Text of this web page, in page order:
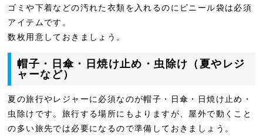
ゴミや下着などの汚れた衣類を入れるのにビニール袋は必須
アイテムです。
数枚用意しておきましょう。
帽子・日傘・日焼け止め・虫除け（夏やレジ
ャーなど）
夏の旅行やレジャーに必須なのが帽子・日傘・日焼け止め・
虫除けです。旅行する場所にもよりますが、屋外で動くこと
の多い旅先では必要になるので準備しておきましょう。